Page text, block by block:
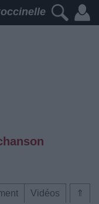
⇑
Vidéos